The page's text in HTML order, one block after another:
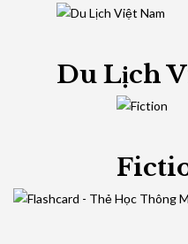
Du Lịch